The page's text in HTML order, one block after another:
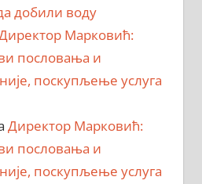
добили воду
Марковић:
пословања и
поскупљење услуга
Директор Марковић:
пословања и
поскупљење услуга